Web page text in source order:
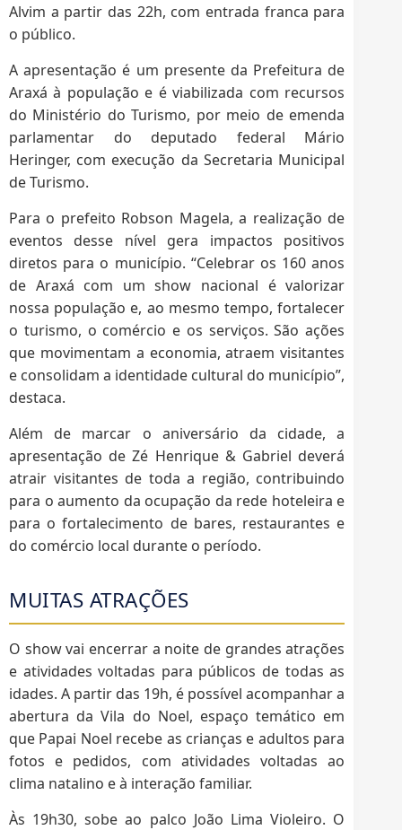
Alvim a partir das 22h, com entrada franca para
o público.
A apresentação é um presente da Prefeitura de
Araxá à população e é viabilizada com recursos
do Ministério do Turismo, por meio de emenda
parlamentar do deputado federal Mário
Heringer, com execução da Secretaria Municipal
de Turismo.
Para o prefeito Robson Magela, a realização de
eventos desse nível gera impactos positivos
diretos para o município. “Celebrar os 160 anos
de Araxá com um show nacional é valorizar
nossa população e, ao mesmo tempo, fortalecer
o turismo, o comércio e os serviços. São ações
que movimentam a economia, atraem visitantes
e consolidam a identidade cultural do município”,
destaca.
Além de marcar o aniversário da cidade, a
apresentação de Zé Henrique & Gabriel deverá
atrair visitantes de toda a região, contribuindo
para o aumento da ocupação da rede hoteleira e
para o fortalecimento de bares, restaurantes e
do comércio local durante o período.
MUITAS ATRAÇÕES
O show vai encerrar a noite de grandes atrações
e atividades voltadas para públicos de todas as
idades. A partir das 19h, é possível acompanhar a
abertura da Vila do Noel, espaço temático em
que Papai Noel recebe as crianças e adultos para
fotos e pedidos, com atividades voltadas ao
clima natalino e à interação familiar.
Às 19h30, sobe ao palco João Lima Violeiro. O